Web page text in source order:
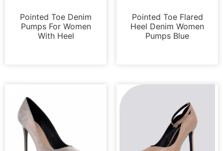
Pointed Toe Denim
Pumps For Women
With Heel
Pointed Toe Flared
Heel Denim Women
Pumps Blue